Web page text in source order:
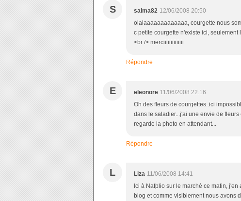
S salma82 12/06/2008 20:50
olalaaaaaaaaaaaaa, courgette nous
c petite courgette n'existe ici,
<br /> merciiiiiiiiiiiiii
Répondre
E eleonore 11/06/2008 22:16
Oh des fleurs de courgettes..ici
dans le saladier...j'ai une envie de
regarde la photo en attendant...
Répondre
L Liza 11/06/2008 14:41
Ici à Nafplio sur le marché ce matin,
blog et comme visiblement nous avons